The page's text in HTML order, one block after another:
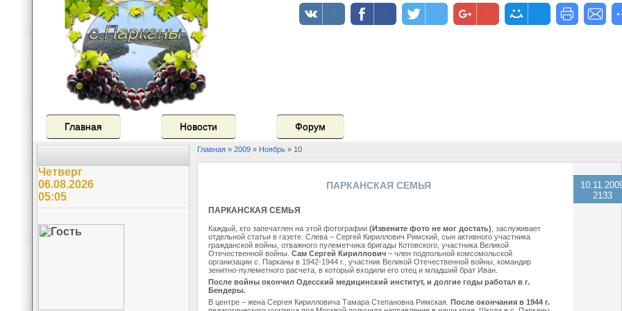
Главная Новости Форум
Четверг
06.08.2026
05:05
Главная » 2009 » Ноябрь » 10
ПАРКАНСКАЯ СЕМЬЯ
ПАРКАНСКАЯ СЕМЬЯ
Каждый, кто запечатлен на этой фотографии (Извените фото не мог достать) , заслуживает
отдельной статьи в газете. Слева – Сергей Кириллович Римский, сын активного участника
гражданской войны, отважного пулеметчика бригады Котовского, участника Великой
Отечественной войны. Сам Сергей Кириллович – член подпольной комсомольской
организации с. Парканы в 1942-1944 г., участник Великой Отечественной войны, командир
зенитно-пулеметного расчета, в который входили его отец и младший брат Иван.
После войны окончил Одесский медицинский институт, и долгие годы работал в г.
Бендеры.
В центре – жена Сергея Кирилловича Тамара Степановна Римская. После окончания в 1944 г.
2133